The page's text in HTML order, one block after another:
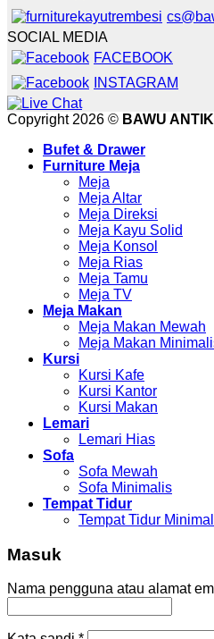
SOCIAL MEDIA
FACEBOOK
INSTAGRAM
Copyright 2026 © BAWU ANTIK
Bufet & Drawer
Furniture Meja
Meja
Meja Altar
Meja Direksi
Meja Kayu Solid
Meja Konsol
Meja Rias
Meja Tamu
Meja TV
Meja Makan
Meja Makan Mewah
Meja Makan
Kursi
Kursi Kafe
Kursi Kantor
Kursi Makan
Lemari
Lemari Hias
Sofa
Sofa Mewah
Sofa Minimalis
Tempat Tidur
Tempat Tidur
Masuk
Nama pengguna atau alamat